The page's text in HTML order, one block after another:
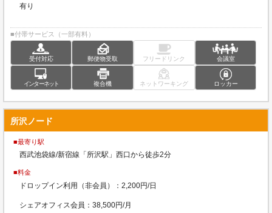
有り
■付帯サービス（一部有料）
受付対応 郵便物受取 フリードリンク 会議室
インターネット 複合機 ネットワーキング ロッカー
所沢ノード
■最寄り駅
西武池袋線/新宿線「所沢駅」西口から徒歩2分
■料金
ドロップイン利用（非会員）：2,200円/日
シェアオフィス会員：38,500円/月